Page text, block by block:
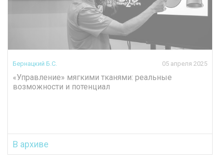
Бернацкий Б.С. 05 апреля 2025
«Управление» мягкими тканями: реальные
возможности и потенциал
В архиве